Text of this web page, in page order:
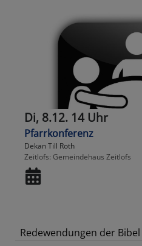
Di, 8.12. 14 Uhr
Pfarrkonferenz
Dekan Till Roth
Zeitlofs Gemeindehaus Zeitlofs
Redewendungen der Bibel